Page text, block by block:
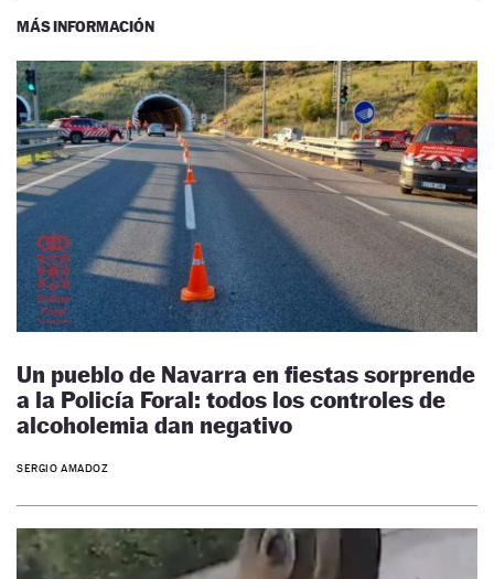
MÁS INFORMACIÓN
Un pueblo de Navarra en fiestas sorprende
a la Policía Foral: todos los controles de
alcoholemia dan negativo
SERGIO AMADOZ